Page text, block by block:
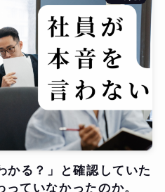
かる？」と確認していた
ていなかったのか。